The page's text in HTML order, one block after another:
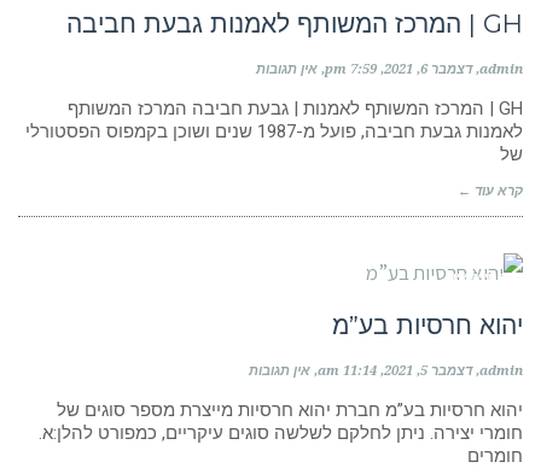
GH | המרכז המשותף לאמנות גבעת חביבה
admin דצמבר 6, 2021 7:59 pm אין תגובות
GH | המרכז המשותף לאמנות | גבעת חביבה המרכז המשותף
לאמנות גבעת חביבה, פועל מ-1987 שנים ושוכן בקמפוס הפסטורלי
של
קרא עוד ←
חנויות ציוד
יהוא חרסיות בע”מ
admin דצמבר 5, 2021 11:14 am אין תגובות
יהוא חרסיות בע”מ חברת יהוא חרסיות מייצרת מספר סוגים של
חומרי יצירה. ניתן לחלקם לשלשה סוגים עיקריים, כמפורט להלן:א.
חומרים